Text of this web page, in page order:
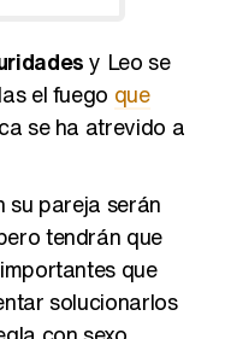
el fuegoque
se ha atrevido a
tendrán que
que
solucionarlos
con sexo.